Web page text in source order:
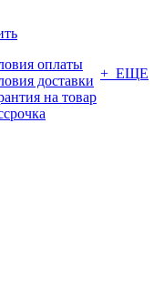
оплаты
доставки
на товар
+ ЕЩЕ